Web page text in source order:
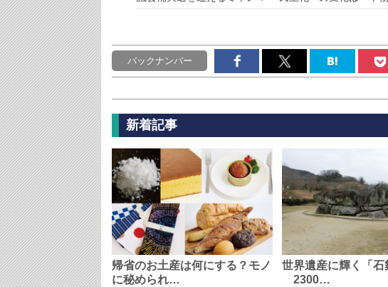
バックナンバー
新着記事
帰省のお土産は何にする？モノ
に秘められ…
世界遺産に輝く「石
2300…